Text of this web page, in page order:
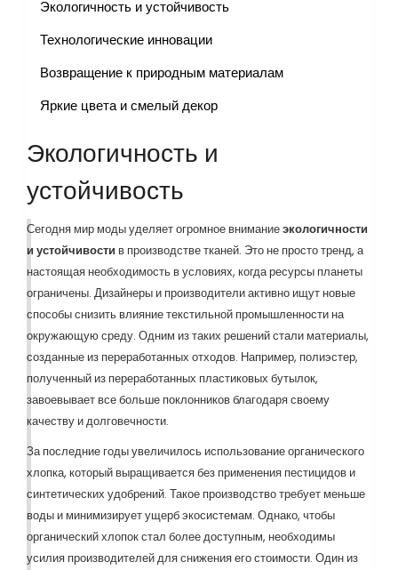
Экологичность и устойчивость
Технологические инновации
Возвращение к природным материалам
Яркие цвета и смелый декор
Экологичность и
устойчивость
Сегодня мир моды уделяет огромное вниманиеэкологичности
и устойчивости в производстве тканей. Это не просто тренд, а
настоящая необходимость в условиях, когда ресурсы планеты
ограничены. Дизайнеры и производители активно ищут новые
способы снизить влияние текстильной промышленности на
окружающую среду. Одним из таких решений стали материалы,
созданные из переработанных отходов. Например, полиэстер,
полученный из переработанных пластиковых бутылок,
завоевывает все больше поклонников благодаря своему
качеству и долговечности.
За последние годы увеличилось использование органического
хлопка, который выращивается без применения пестицидов и
синтетических удобрений. Такое производство требует меньше
воды и минимизирует ущерб экосистемам. Однако, чтобы
органический хлопок стал более доступным, необходимы
усилия производителей для снижения его стоимости. Один из